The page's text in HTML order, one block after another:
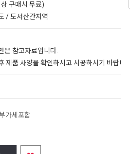
구매시 무료)
/ 도서산간지역
은 참고자료입니다.
제품 사양을 확인하시고 시공하시기 바랍니다.
가세포함